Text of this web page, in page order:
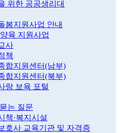
위한 공공생리대
봄지원사업 안내
육 지원사업
사
책
합지원센터(남부)
합지원센터(북부)
랑 보육 포털
는 질문
책·복지시설
호사 교육기관 및 자격증